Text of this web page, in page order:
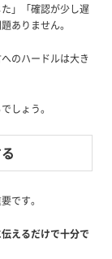
」「確認が少し遅
ありません。
のハードルは大き
しょう。
です。
えるだけで十分で